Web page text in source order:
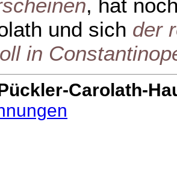
, hat
und sich der
in
Carolath-